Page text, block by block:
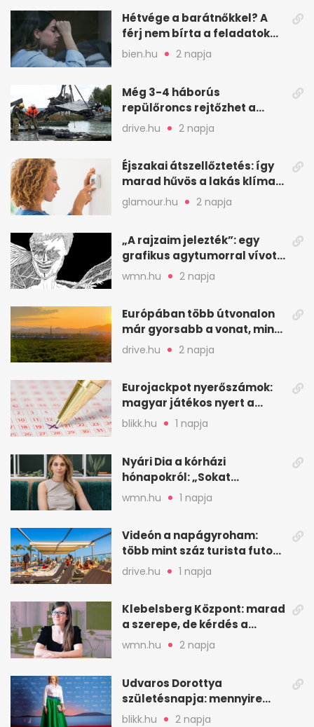
Hétvége a barátnőkkel? A
férj nem bírta a feladatokat,
a feleség levegőt kér
bien.hu 2 napja
Még 3-4 háborús
repülőroncs rejtőzhet a
Balaton mélyén
drive.hu 2 napja
Éjszakai átszellőztetés: így
marad hűvös a lakás klíma
nélkül
glamour.hu 2 napja
„A rajzaim jelezték”: egy
grafikus agytumorral vívott
küzdelme
wmn.hu 2 napja
Európában több útvonalon
már gyorsabb a vonat, mint
a repülő
drive.hu 2 napja
Eurojackpot nyerőszámok:
magyar játékos nyert a
2026. augusztus 4-i húzáson
blikk.hu 1 napja
Nyári Dia a kórházi
hónapokról: „Sokat
veszekedtem Istennel”
wmn.hu 1 napja
Videón a napágyroham:
több mint száz turista futott
a helyekért Tenerifén
drive.hu 1 napja
Klebelsberg Központ: marad
a szerepe, de kérdés a
hitelessége
wmn.hu 2 napja
Udvaros Dorottya
születésnapja: mennyire
ismered a filmszerepeit?
blikk.hu 2 napja